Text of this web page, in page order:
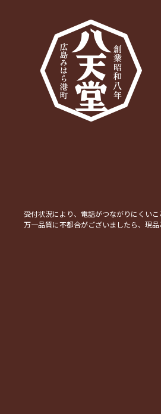
受付状況により、電話がつながりにくい
万一品質に不都合がございましたら、現